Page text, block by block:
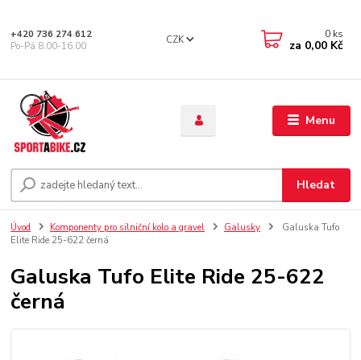
Menu
CZK
Hledat
+420 736 274 612
Po-Pá 8.00-16.00
0 ks
za 0,00 Kč
Úvod Komponenty pro silniční kolo a gravel Galusky
Galuska Tufo
Elite Ride 25-622 černá
Galuska Tufo Elite Ride 25-622
černá